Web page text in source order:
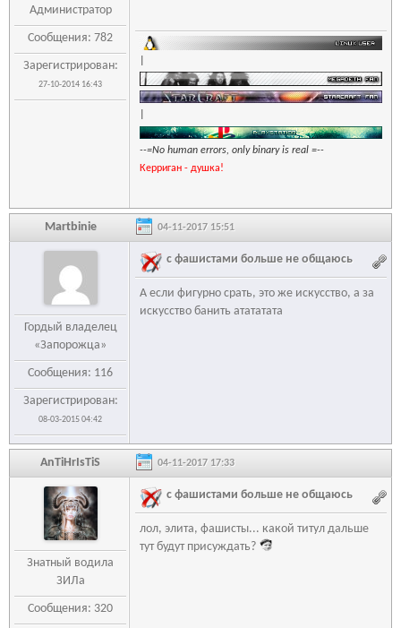
Администратор
Сообщения: 782
Зарегистрирован:
27-10-2014 16:43
--=No human errors, only binary is real =--
Керриган - душка!
Martbinie 04-11-2017 15:51
Гордый владелец
«Запорожца»
Сообщения: 116
Зарегистрирован:
08-03-2015 04:42
с фашистами больше не общаюсь
А если фигурно срать, это же искусство, а за
искусство банить атататата
AnTiHrIsTiS 04-11-2017 17:33
Знатный водила
ЗИЛа
Сообщения: 320
с фашистами больше не общаюсь
лол, элита, фашисты... какой титул дальше
тут будут присуждать?